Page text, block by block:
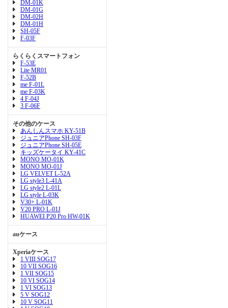
DM-01K
DM-01G
DM-02H
DM-01H
SH-05F
F-03F
らくらくスマートフォン
F-53E
Lite MR01
F-52B
me F-01L
me F-03K
4 F-04J
3 F-06F
その他のケース
あんしんスマホ KY-51B
ジュニアPhone SH-03F
ジュニアPhone SH-05E
キッズケータイ KY-41C
MONO MO-01K
MONO MO-01J
LG VELVET L-52A
LG style3 L-41A
LG style2 L-01L
LG style L-03K
V30+ L-01K
V20 PRO L-01J
HUAWEI P20 Pro HW-01K
auケース
Xperiaケース
1 VIII SOG17
10 VII SOG16
1 VII SOG15
10 VI SOG14
1 VI SOG13
5 V SOG12
10 V SOG11